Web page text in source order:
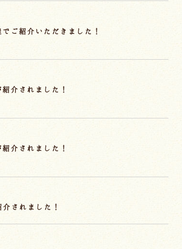
ご紹介いただきました！
介されました！
介されました！
されました！